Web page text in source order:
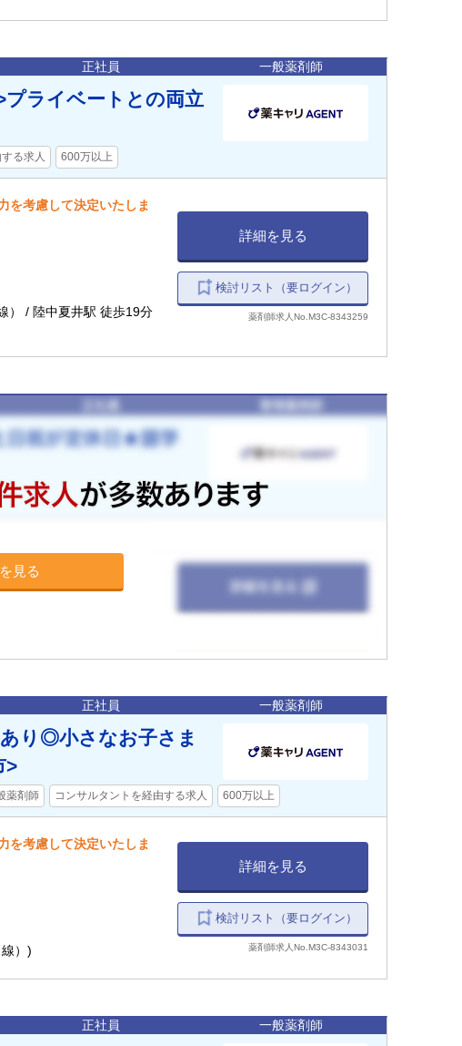
正社員 一般薬剤師
ライベートとの両立
る求人 600万以上
を考慮して決定いたしま
） / 陸中夏井駅 徒歩19分
詳細を見る
検討リスト（要ログイン）
薬剤師求人No.M3C-8343259
見る
正社員 一般薬剤師
り◎小さなお子さま
>
薬剤師 コンサルタントを経由する求人 600万以上
を考慮して決定いたしま
）)
詳細を見る
検討リスト（要ログイン）
薬剤師求人No.M3C-8343031
正社員 一般薬剤師